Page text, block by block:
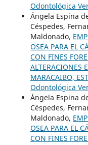
Odontológica
Ángela Espina
Céspedes,
Maldonado,
OSEA PARA EL
CON FINES
ALTERACIONES
MARACAIBO,
Odontológica
Ángela Espina
Céspedes,
Maldonado,
OSEA PARA EL
CON FINES